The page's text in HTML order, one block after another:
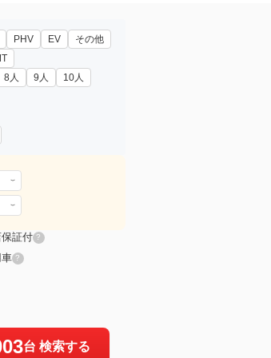
PHV EV その他
8人 9人
10人
証付 ?
?
台 検索する